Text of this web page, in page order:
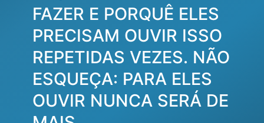
FAZER E PORQUÊ ELES
PRECISAM OUVIR ISSO
REPETIDAS VEZES. NÃO
ESQUEÇA: PARA ELES
OUVIR NUNCA SERÁ DE